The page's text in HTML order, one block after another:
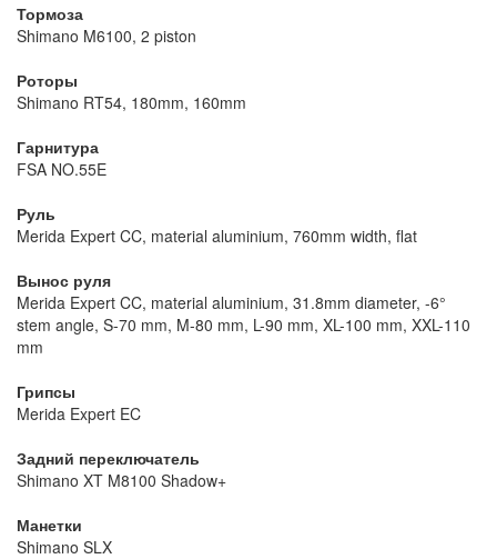
Тормоза
Shimano M6100, 2 piston
Роторы
Shimano RT54, 180mm, 160mm
Гарнитура
FSA NO.55E
Руль
Merida Expert CC, material aluminium, 760mm width, flat
Вынос руля
Merida Expert CC, material aluminium, 31.8mm diameter, -6°
stem angle, S-70 mm, M-80 mm, L-90 mm, XL-100 mm, XXL-110
mm
Грипсы
Merida Expert EC
Задний переключатель
Shimano XT M8100 Shadow+
Манетки
Shimano SLX